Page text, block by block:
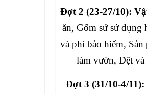
Đợt 2 (23-27/10):
ăn, Gốm sứ sử dụng
và phí bảo hiểm,
làm vườn, Dệt
Đợt 3 (31/10-4/11):